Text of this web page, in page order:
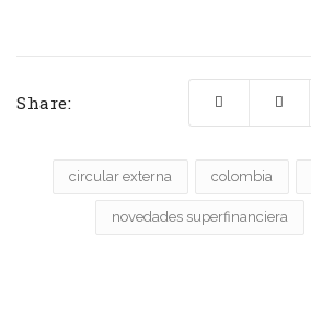
Share:
circular externa colombia
novedades superfinanciera